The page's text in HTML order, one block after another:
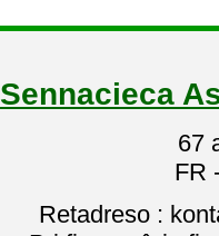
Sennacieca
67
FR
Retadreso :